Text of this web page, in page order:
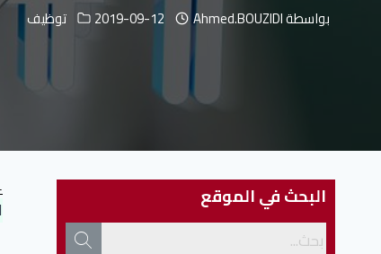
بواسطةAhmed.BOUZIDI
2019-09-12 توظيف
البحث في الموقع